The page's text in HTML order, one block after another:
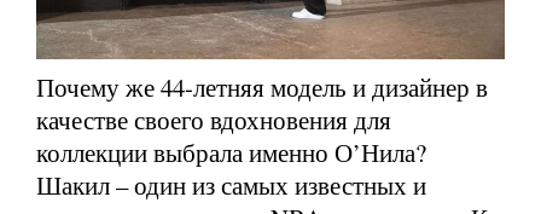
Почему же 44-летняя модель и дизайнер в
качестве своего вдохновения для
коллекции выбрала именно О’Нила?
Шакил – один из самых известных и